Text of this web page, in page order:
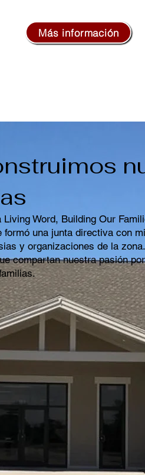
Más información
Word, Building Our
una junta directiva con
y organizaciones de la
compartan nuestra pasión